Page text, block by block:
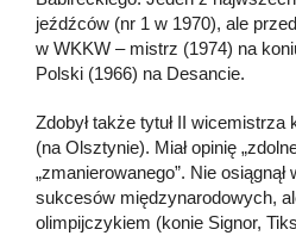
jeźdźców (nr 1 w 1970), ale
w WKKW – mistrz (1974) na
Polski (1966) na Desancie.
Zdobył także tytuł II
(na Olsztynie). Miał opinię
„zmanierowanego”. Nie
sukcesów międzynarodowych,
olimpijczykiem (konie Signor,